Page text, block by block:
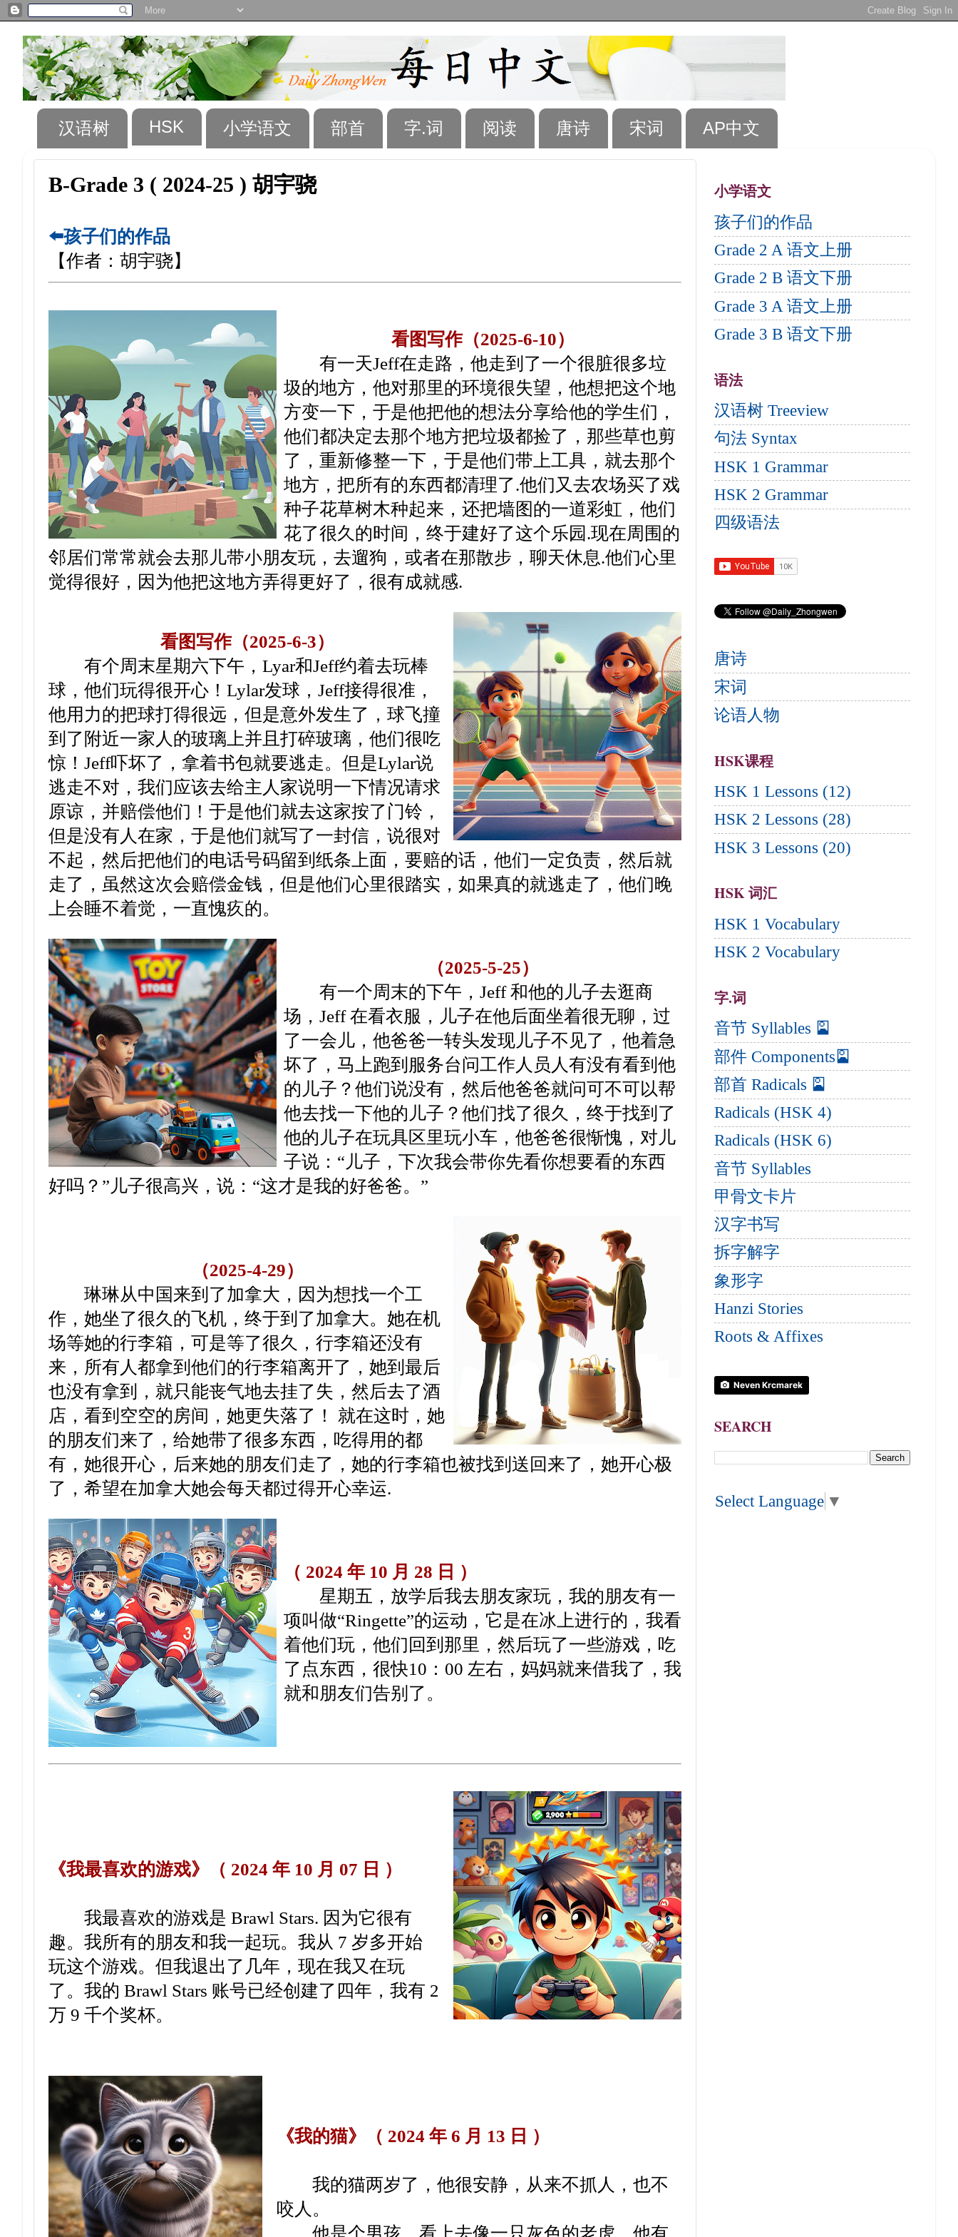
汉语树 HSK 小学语文 部首 字.词 阅读 唐诗 宋词 AP中文
B-Grade 3 ( 2024-25 ) 胡宇骁
⬅️孩子们的作品
【作者：胡宇骁】
看图写作（2025-6-10）
有一天Jeff在走路，他走到了一个很脏很多垃
圾的地方，他对那里的环境很失望，他想把这个地
方变一下，于是他把他的想法分享给他的学生们，
他们都决定去那个地方把垃圾都捡了，那些草也剪
了，重新修整一下，于是他们带上工具，就去那个
地方，把所有的东西都清理了.他们又去农场买了戏
种子花草树木种起来，还把墙图的一道彩虹，他们
花了很久的时间，终于建好了这个乐园.现在周围的
邻居们常常就会去那儿带小朋友玩，去遛狗，或者在那散步，聊天休息.他们心里
觉得很好，因为他把这地方弄得更好了，很有成就感.
看图写作（2025-6-3）
有个周末星期六下午，Lyar和Jeff约着去玩棒
球，他们玩得很开心！Lylar发球，Jeff接得很准，
他用力的把球打得很远，但是意外发生了，球飞撞
到了附近一家人的玻璃上并且打碎玻璃，他们很吃
惊！Jeff吓坏了，拿着书包就要逃走。但是Lylar说
逃走不对，我们应该去给主人家说明一下情况请求
原谅，并赔偿他们！于是他们就去这家按了门铃，
但是没有人在家，于是他们就写了一封信，说很对
不起，然后把他们的电话号码留到纸条上面，要赔的话，他们一定负责，然后就
走了，虽然这次会赔偿金钱，但是他们心里很踏实，如果真的就逃走了，他们晚
上会睡不着觉，一直愧疚的。
（2025-5-25）
有一个周末的下午，Jeff 和他的儿子去逛商
场，Jeff 在看衣服，儿子在他后面坐着很无聊，过
了一会儿，他爸爸一转头发现儿子不见了，他着急
坏了，马上跑到服务台问工作人员人有没有看到他
的儿子？他们说没有，然后他爸爸就问可不可以帮
他去找一下他的儿子？他们找了很久，终于找到了
他的儿子在玩具区里玩小车，他爸爸很惭愧，对儿
子说：“儿子，下次我会带你先看你想要看的东西
好吗？”儿子很高兴，说：“这才是我的好爸爸。”
（2025-4-29）
琳琳从中国来到了加拿大，因为想找一个工
作，她坐了很久的飞机，终于到了加拿大。她在机
场等她的行李箱，可是等了很久，行李箱还没有
来，所有人都拿到他们的行李箱离开了，她到最后
也没有拿到，就只能丧气地去挂了失，然后去了酒
店，看到空空的房间，她更失落了！ 就在这时，她
的朋友们来了，给她带了很多东西，吃得用的都
有，她很开心，后来她的朋友们走了，她的行李箱也被找到送回来了，她开心极
了，希望在加拿大她会每天都过得开心幸运.
（ 2024 年 10 月 28 日 ）
星期五，放学后我去朋友家玩，我的朋友有一
项叫做“Ringette”的运动，它是在冰上进行的，我看
着他们玩，他们回到那里，然后玩了一些游戏，吃
了点东西，很快10：00 左右，妈妈就来借我了，我
就和朋友们告别了。
《我最喜欢的游戏》（ 2024 年 10 月 07 日 ）
我最喜欢的游戏是 Brawl Stars. 因为它很有
趣。我所有的朋友和我一起玩。我从 7 岁多开始
玩这个游戏。但我退出了几年，现在我又在玩
了。我的 Brawl Stars 账号已经创建了四年，我有 2
万 9 千个奖杯。
《我的猫》（ 2024 年 6 月 13 日 ）
我的猫两岁了，他很安静，从来不抓人，也不
咬人。
他是个男孩，看上去像一只灰色的老虎，他有
小学语文
孩子们的作品
Grade 2 A 语文上册
Grade 2 B 语文下册
Grade 3 A 语文上册
Grade 3 B 语文下册
语法
汉语树 Treeview
句法 Syntax
HSK 1 Grammar
HSK 2 Grammar
四级语法
唐诗
宋词
论语人物
HSK课程
HSK 1 Lessons (12)
HSK 2 Lessons (28)
HSK 3 Lessons (20)
HSK 词汇
HSK 1 Vocabulary
HSK 2 Vocabulary
字.词
音节 Syllables 🎴
部件 Components🎴
部首 Radicals 🎴
Radicals (HSK 4)
Radicals (HSK 6)
音节 Syllables
甲骨文卡片
汉字书写
拆字解字
象形字
Hanzi Stories
Roots & Affixes
Neven Krcmarek
SEARCH
Select Language ▼